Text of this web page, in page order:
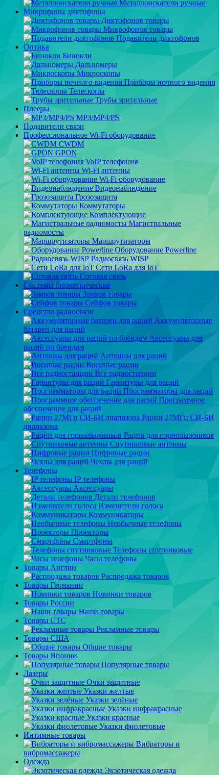
Металлоискатели ручные
Микрофоны диктофоны
Диктофонов товары
Микрофонов товары
Подавители диктофонов
Оптика
Бинокли
Дальномеры
Микроскопы
Приборы ночного видения
Телескопы
Трубы зрительные
Плееры
MP3/MP4/PS
Подавители связи
Профессиональное Wi-Fi оборудование
CWDM
GPON
VoIP телефония
Wi-Fi антенны
Wi-Fi оборудование
Видеонаблюдение
Грозозащита
Коммутаторы
Комплектующие
Магистральные
радиомосты
Маршрутизаторы
Оборудование Powerline
Радиосвязь WISP
Сети LoRa для IoT
Сотовая связь
Системы биометрические
Замков товары
Сейфов товары
Средства радиосвязи
Аккумуляторные
батареи для раций
Аксессуары для
раций по брендам
Антенны для раций
Военные рации
Все радиостанции
Гарнитуры для раций
Программаторы для раций
Программное
обеспечение для раций
Рации 27МГц СИ-БИ
диапазона
Рации для горнолыжников
Спутниковые антенны
Цифровые рации
Чехлы для раций
Телефоны
IP телефоны
Аксессуары
Детали телефонов
Изменители голоса
Коммуникаторы
Необычные телефоны
Проекторы
Смартфоны
Телефоны спутниковые
Часы телефоны
Товары Англии
Распродажа товаров
Товары Германии
Новинки товаров
Товары России
Наши товары
Товары СТС
Рекламные товары
Товары США
Общие товары
Товары Японии
Популярные товары
Лазеры
Очки защитные
Указки желтые
Указки зелёные
Указки инфракрасные
Указки красные
Указки фиолетовые
Интимные товары
Вибраторы и
вибромассажеры
Одежда
Экзотическая одежда